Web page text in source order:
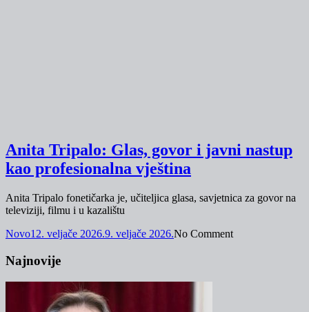
Anita Tripalo: Glas, govor i javni nastup
kao profesionalna vještina
Anita Tripalo fonetičarka je, učiteljica glasa, savjetnica za govor na
televiziji, filmu i u kazalištu
Novo12. veljače 2026.9. veljače 2026.No Comment
Najnovije